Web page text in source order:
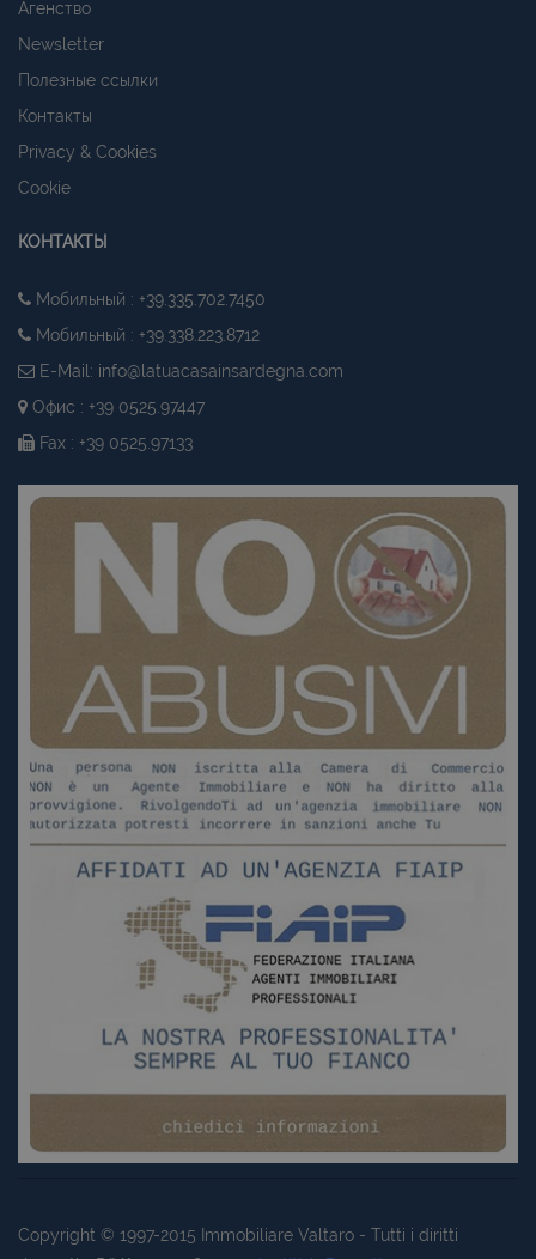
Агенство
Newsletter
Полезные ссылки
Контакты
Privacy & Cookies
Cookie
КОНТАКТЫ
Мобильный : +39.335.702.7450
Мобильный : +39.338.223.8712
E-Mail: info@latuacasainsardegna.com
Офис : +39 0525.97447
Fax : +39 0525.97133
Copyright © 1997-2015 Immobiliare Valtaro - Tutti i diritti